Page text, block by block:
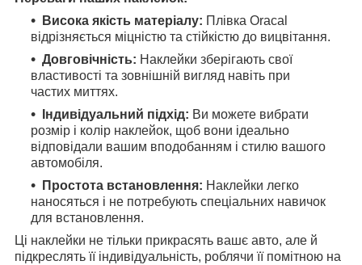
Висока якість матеріалу: Плівка Oracal
відрізняється міцністю та стійкістю до вицвітання.
Довговічність: Наклейки зберігають свої
властивості та зовнішній вигляд навіть при
частих миттях.
Індивідуальний підхід: Ви можете вибрати
розмір і колір наклейок, щоб вони ідеально
відповідали вашим вподобанням і стилю вашого
автомобіля.
Простота встановлення: Наклейки легко
наносяться і не потребують спеціальних навичок
для встановлення.
Ці наклейки не тільки прикрасять вашє авто, але й
підкреслять її індивідуальність, роблячи її помітною на